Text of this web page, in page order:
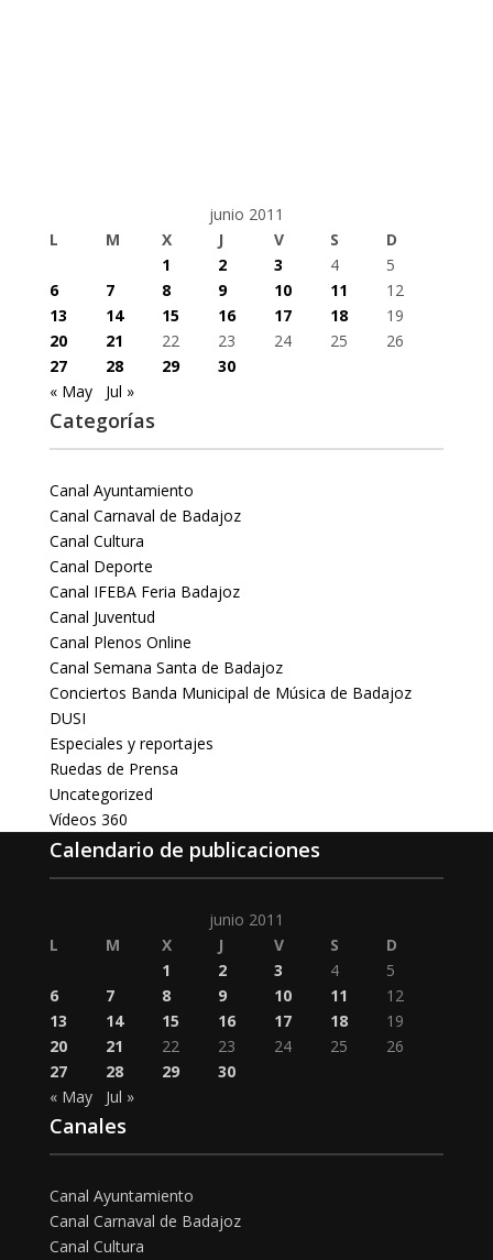
junio 2011
L
M X J V S
D
1
2 3 4
5
6
7 8 9 10 11
12
13
14 15 16 17 18
19
20
21 22 23 24 25
26
27
28 29
30
« May
Jul »
Categorías
Canal Ayuntamiento
Canal Carnaval de Badajoz
Canal Cultura
Canal Deporte
Canal IFEBA Feria Badajoz
Canal Juventud
Canal Plenos Online
Canal Semana Santa de Badajoz
Conciertos Banda Municipal de Música de Badajoz
DUSI
Especiales y reportajes
Ruedas de Prensa
Uncategorized
Vídeos 360
Calendario de publicaciones
junio 2011
L
M X J V S
D
1
2 3 4
5
6
7 8 9 10 11
12
13
14 15 16 17 18
19
20
21 22 23 24 25
26
27
28 29
30
« May
Jul »
Canales
Canal Ayuntamiento
Canal Carnaval de Badajoz
Canal Cultura